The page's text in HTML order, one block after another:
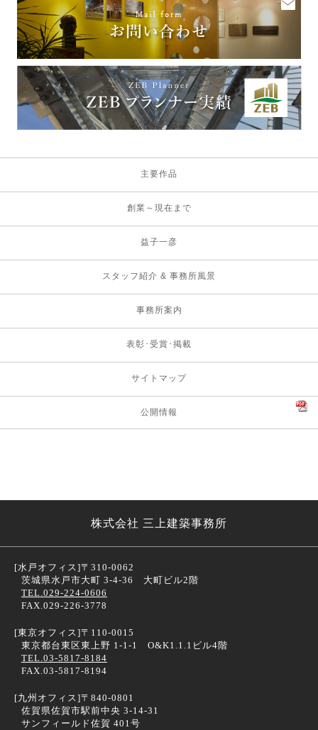
主要作品
創業～現在まで
益子一彦
スタッフ紹介 & 事務所風景
事務所案内
表彰･受賞･掲載
サイトマップ
公開情報
株式会社 三上建築事務所
[水戸オフィス]〒310-0062
茨城県水戸市大町 3-4-36 大町ビル2階
TEL.029-224-0606
FAX.029-226-3778
[東京オフィス]〒110-0015
東京都台東区東上野 1-1-1 O&K1.1.1ビル4階
TEL.03-5817-8184
FAX.03-5817-8194
[九州オフィス]〒840-0801
佐賀県佐賀市駅前中央 3-14-31
サンフィールド佐賀 401号